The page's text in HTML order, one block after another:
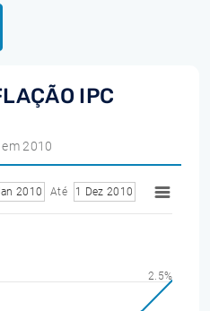
IPC
2010
2010 Até 1 Dez 2010
2.5%